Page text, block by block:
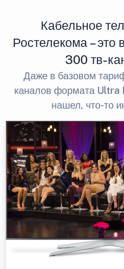
Кабельное
Ростелекома – это
300 тв-
Даже в базовом
каналов формата Ultra
нашел, что-то